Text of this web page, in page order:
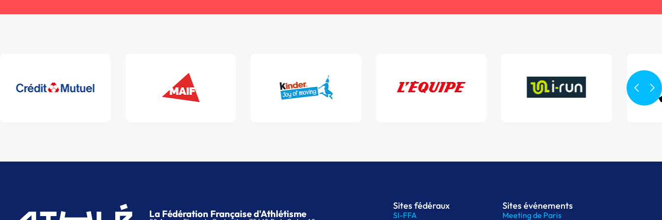
La Fédération Française d'Athlétisme
Sites fédéraux
SI-FFA
Sites événements
Meeting de Paris